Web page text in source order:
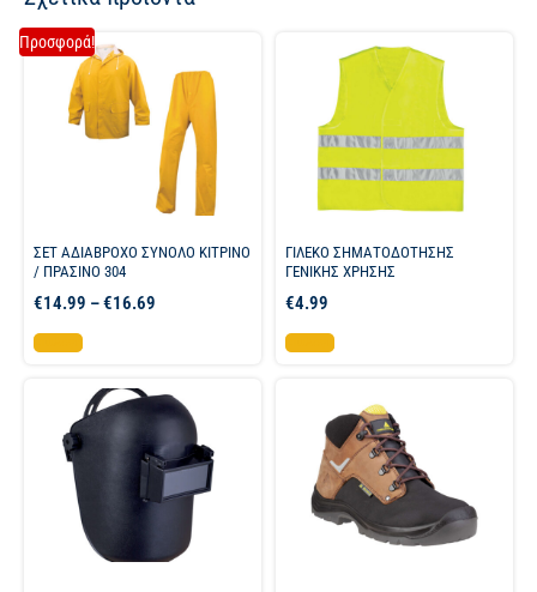
Προσφορά!
ΣΕΤ ΑΔΙΑΒΡΟΧΟ ΣΥΝΟΛΟ ΚΙΤΡΙΝΟ
/ ΠΡΑΣΙΝΟ 304
€14.99 –€16.69
Επιλογή
ΓΙΛΕΚΟ ΣΗΜΑΤΟΔΟΤΗΣΗΣ
ΓΕΝΙΚΗΣ ΧΡΗΣΗΣ
€4.99
Επιλογή